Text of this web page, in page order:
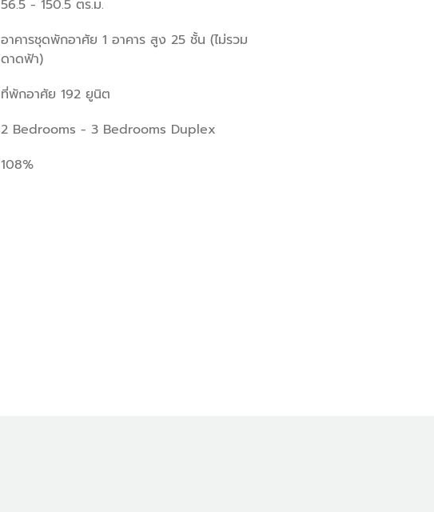
56.5 - 150.5 ตร.ม.
อาคารชุดพักอาศัย 1 อาคาร สูง 25 ชั้น (ไม่รวม
ดาดฟ้า)
ที่พักอาศัย 192 ยูนิต
2 Bedrooms - 3 Bedrooms Duplex
108%